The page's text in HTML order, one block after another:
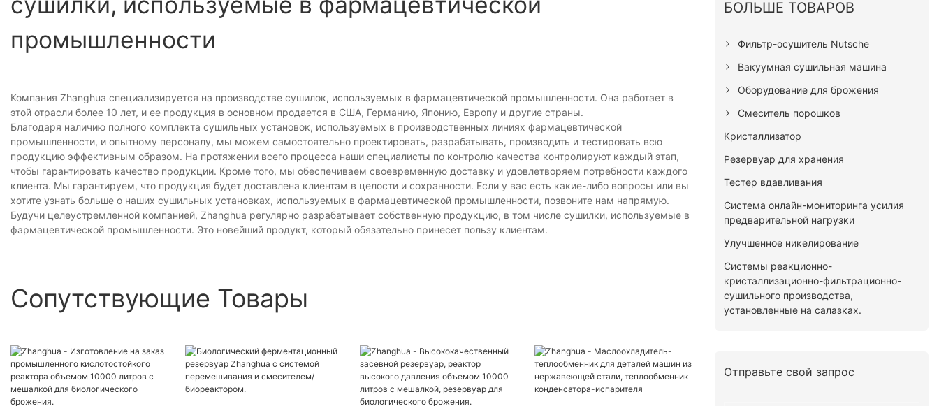
промышленности
Компания Zhanghua специализируется на производстве сушилок, используемых в фармацевтической промышленности. Она работает в
этой отрасли более 10 лет, и ее продукция в основном продается в США, Германию, Японию, Европу и другие страны.
Благодаря наличию полного комплекта сушильных установок, используемых в производственных линиях фармацевтической
промышленности, и опытному персоналу, мы можем самостоятельно проектировать, разрабатывать, производить и тестировать всю
продукцию эффективным образом. На протяжении всего процесса наши специалисты по контролю качества контролируют каждый этап,
чтобы гарантировать качество продукции. Кроме того, мы обеспечиваем своевременную доставку и удовлетворяем потребности каждого
клиента. Мы гарантируем, что продукция будет доставлена ​​клиентам в целости и сохранности. Если у вас есть какие-либо вопросы или вы
хотите узнать больше о наших сушильных установках, используемых в фармацевтической промышленности, позвоните нам напрямую.
Будучи целеустремленной компанией, Zhanghua регулярно разрабатывает собственную продукцию, в том числе сушилки, используемые в
фармацевтической промышленности. Это новейший продукт, который обязательно принесет пользу клиентам.
Сопутствующие Товары
БОЛЬШЕ ТОВАРОВ
Фильтр-осушитель Nutsche
Вакуумная сушильная машина
Оборудование для брожения
Смеситель порошков
Кристаллизатор
Резервуар для хранения
Тестер вдавливания
Система онлайн-мониторинга усилия
предварительной нагрузки
Улучшенное никелирование
Системы реакционно-
кристаллизационно-фильтрационно-
сушильного производства,
установленные на салазках.
Отправьте свой запрос